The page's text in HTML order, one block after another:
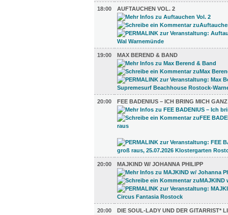
18:00 AUFTAUCHEN VOL. 2
19:00 MAX BEREND & BAND
20:00 FEE BADENIUS – ICH BRING MICH GANZ
20:00 MAJKIND W/ JOHANNA PHILIPP
20:00
DIE SOUL-LADY UND DER GITARRIST*